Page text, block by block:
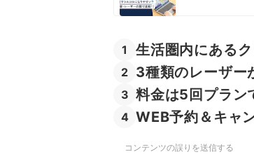
1 生活圏内にある
2 3種類のレーザー
3 料金は5回プラン
4 WEB予約＆キャ
コンテンツの誤りを送信する